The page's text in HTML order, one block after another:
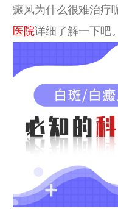
癜风为什么很难治疗
医院详细了解一下吧。